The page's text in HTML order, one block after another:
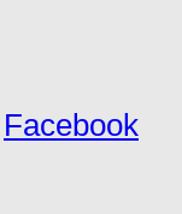
Facebook